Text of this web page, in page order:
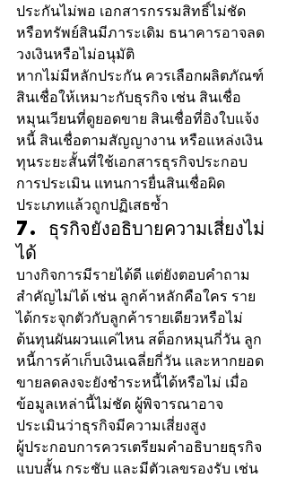
ประกันไม่พอ เอกสารกรรมสิทธิ์ไม่ชัด
หรือทรัพย์สินมีภาระเดิม ธนาคารอาจลด
วงเงินหรือไม่อนุมัติ
หากไม่มีหลักประกัน ควรเลือกผลิตภัณฑ์
สินเชื่อให้เหมาะกับธุรกิจ เช่น สินเชื่อ
หมุนเวียนที่ดูยอดขาย สินเชื่อที่อิงใบแจ้ง
หนี้ สินเชื่อตามสัญญางาน หรือแหล่งเงิน
ทุนระยะสั้นที่ใช้เอกสารธุรกิจประกอบ
การประเมิน แทนการยื่นสินเชื่อผิด
ประเภทแล้วถูกปฏิเสธซ้ำ
7. ธุรกิจยังอธิบายความเสี่ยงไม่
ได้
บางกิจการมีรายได้ดี แต่ยังตอบคำถาม
สำคัญไม่ได้ เช่น ลูกค้าหลักคือใคร ราย
ได้กระจุกตัวกับลูกค้ารายเดียวหรือไม่
ต้นทุนผันผวนแค่ไหน สต็อกหมุนกี่วัน ลูก
หนี้การค้าเก็บเงินเฉลี่ยกี่วัน และหากยอด
ขายลดลงจะยังชำระหนี้ได้หรือไม่ เมื่อ
ข้อมูลเหล่านี้ไม่ชัด ผู้พิจารณาอาจ
ประเมินว่าธุรกิจมีความเสี่ยงสูง
ผู้ประกอบการควรเตรียมคำอธิบายธุรกิจ
แบบสั้น กระชับ และมีตัวเลขรองรับ เช่น